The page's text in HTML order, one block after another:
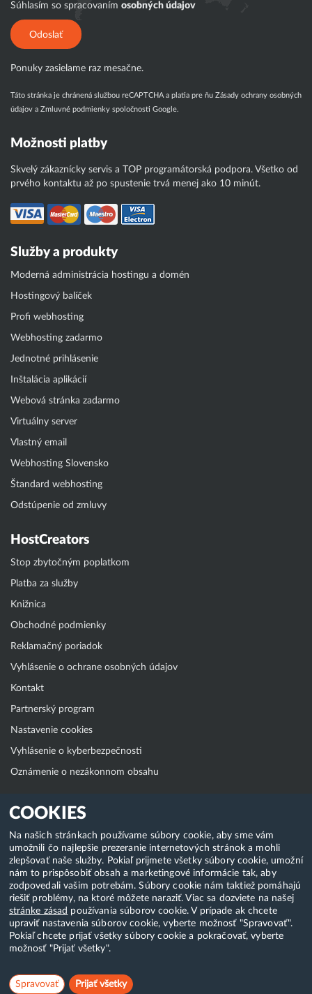
COOKIES
Na našich stránkach používame súbory cookie, aby sme vám
umožnili čo najlepšie prezeranie internetových stránok a mohli
zlepšovať naše služby. Pokiaľ prijmete všetky súbory cookie, umožní
nám to prispôsobiť obsah a marketingové informácie tak, aby
zodpovedali vašim potrebám. Súbory cookie nám taktiež pomáhajú
riešiť problémy, na ktoré môžete naraziť. Viac sa dozviete na našej
stránke zásad používania súborov cookie. V prípade ak chcete
upraviť nastavenia súborov cookie, vyberte možnosť "Spravovať".
Pokiaľ chcete prijať všetky súbory cookie a pokračovať, vyberte
možnosť "Prijať všetky".
Spravovať Prijať všetky
Súhlasím so spracovaním osobných údajov
Odoslať
Ponuky zasielame raz mesačne.
Táto stránka je chránená službou reCAPTCHA a platia pre ňu Zásady ochrany osobných
údajov a Zmluvné podmienky spoločnosti Google.
Možnosti platby
Skvelý zákaznícky servis a TOP programátorská podpora. Všetko od
prvého kontaktu až po spustenie trvá menej ako 10 minút.
Služby a produkty
Moderná administrácia hostingu a domén
Hostingový balíček
Profi webhosting
Webhosting zadarmo
Jednotné prihlásenie
Inštalácia aplikácií
Webová stránka zadarmo
Virtuálny server
Vlastný email
Webhosting Slovensko
Štandard webhosting
Odstúpenie od zmluvy
HostCreators
Stop zbytočným poplatkom
Platba za služby
Knižnica
Obchodné podmienky
Reklamačný poriadok
Vyhlásenie o ochrane osobných údajov
Kontakt
Partnerský program
Nastavenie cookies
Vyhlásenie o kyberbezpečnosti
Oznámenie o nezákonnom obsahu
Klientská zóna
WebAdmin
WebMail
Zmena hesla (E-mail, FTP, SSH)
Webhosting
Domény
Copyright & 2018-2026 HostCreators. Všetky práva vyhradené